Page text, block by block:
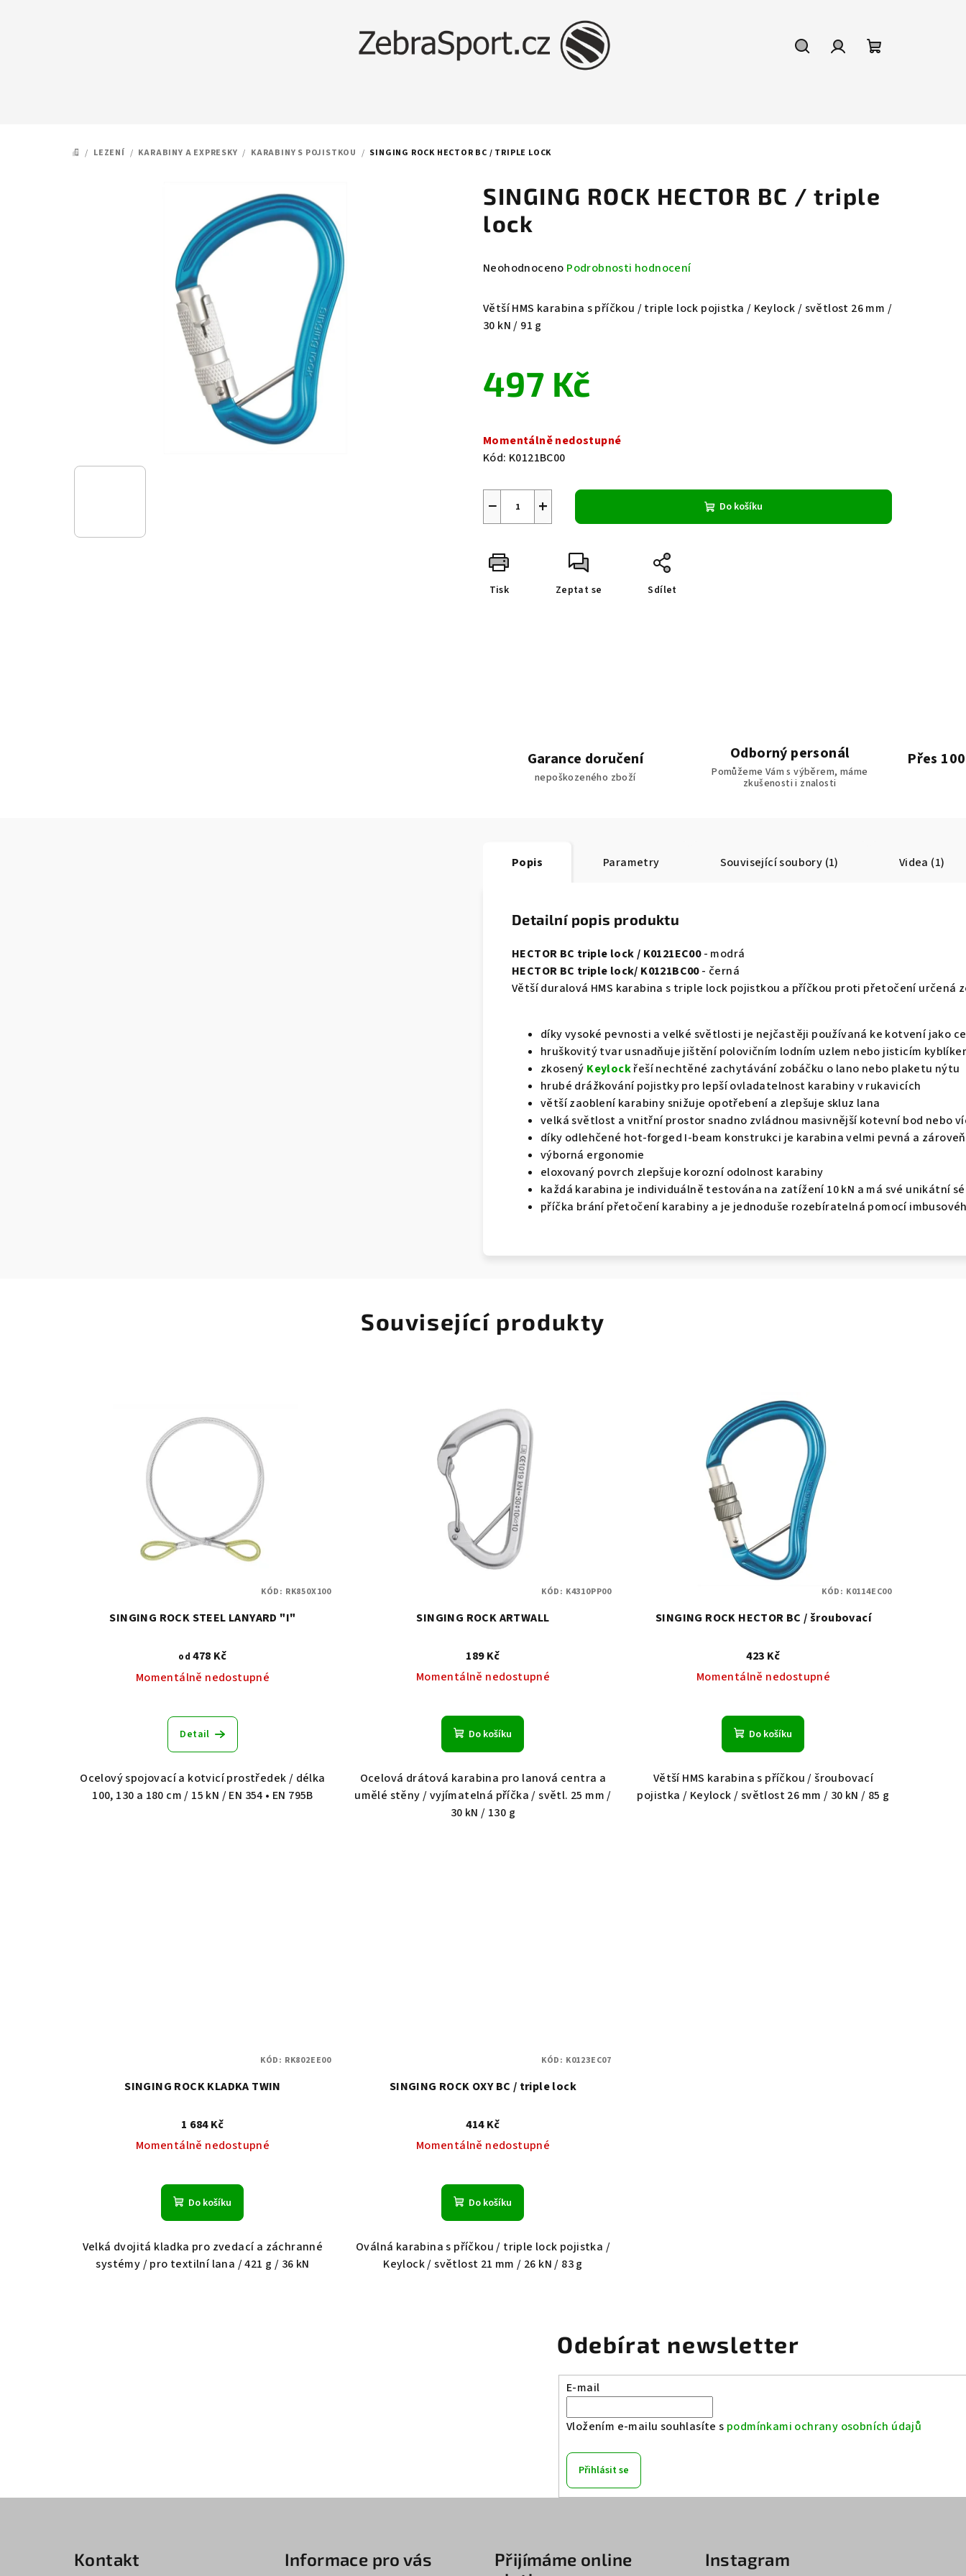
DOMŮ
/ LEZENÍ / KARABINY A EXPRESKY / KARABINY S POJISTKOU / SINGING ROCK HECTOR BC / TRIPLE LOCK
SINGING ROCK HECTOR BC / triple
lock
Průměrné
produktu
je
hvězdiček.
Neohodnoceno Podrobnosti hodnocení
Větší HMS karabina s příčkou / triple lock pojistka / Keylock / světlost 26 mm /
30 kN / 91 g
497 Kč
cena:
Momentálně nedostupné
Kód: K0121BC00
+
− Do košíku
Tisk Zeptat se Sdílet
Garance doručení
nepoškozeného zboží
Odborný personál
Pomůžeme Vám s výběrem, máme
zkušenosti i znalosti
Přes
Popis Parametry Související soubory (1) Videa (1)
Detailní popis produktu
HECTOR BC triple lock / K0121EC00- modrá
HECTOR BC triple lock/ K0121BC00- černá
Větší duralová HMS karabina s triple lock pojistkou a příčkou proti přetočení určená
díky vysoké pevnosti a velké světlosti je nejčastěji používaná ke kotvení jako
hruškovitý tvar usnadňuje jištění polovičním lodním uzlem nebo jisticím
zkosený Keylockřeší nechtěné zachytávání zobáčku o lano nebo plaketu nýtu
hrubé drážkování pojistky pro lepší ovladatelnost karabiny v rukavicích
větší zaoblení karabiny snižuje opotřebení a zlepšuje skluz lana
velká světlost a vnitřní prostor snadno zvládnou masivnější kotevní bod nebo
díky odlehčené hot-forged I-beam konstrukci je karabina velmi pevná a
výborná ergonomie
eloxovaný povrch zlepšuje korozní odolnost karabiny
každá karabina je individuálně testována na zatížení 10 kN a má své unikátní
příčka brání přetočení karabiny a je jednoduše rozebíratelná pomocí
Související produkty
SINGING ROCK STEEL LANYARD "I"
od 478 Kč
Momentálně nedostupné
Detail
Ocelový spojovací a kotvicí prostředek / délka
100, 130 a 180 cm / 15 kN / EN 354 • EN 795B
KÓD: RK850X100
SINGING ROCK ARTWALL
189 Kč
Momentálně nedostupné
Do košíku
Ocelová drátová karabina pro lanová centra a
umělé stěny / vyjímatelná příčka / světl. 25 mm /
30 kN / 130 g
KÓD: K4310PP00
SINGING ROCK HECTOR BC / šroubovací
423 Kč
Momentálně nedostupné
Do košíku
Větší HMS karabina s příčkou / šroubovací
pojistka / Keylock / světlost 26 mm / 30 kN / 85 g
KÓD: K0114EC00
SINGING ROCK KLADKA TWIN
1 684 Kč
Momentálně nedostupné
Do košíku
Velká dvojitá kladka pro zvedací a záchranné
systémy / pro textilní lana / 421 g / 36 kN
KÓD: RK802EE00
SINGING ROCK OXY BC / triple lock
414 Kč
Momentálně nedostupné
Do košíku
Oválná karabina s příčkou / triple lock pojistka /
Keylock / světlost 21 mm / 26 kN / 83 g
KÓD: K0123EC07
Odebírat newsletter
E-mail
Vložením e-mailu souhlasíte s podmínkami ochrany osobních údajů
Přihlásit se
Kontakt Informace pro vás
Přijímáme online
Instagram